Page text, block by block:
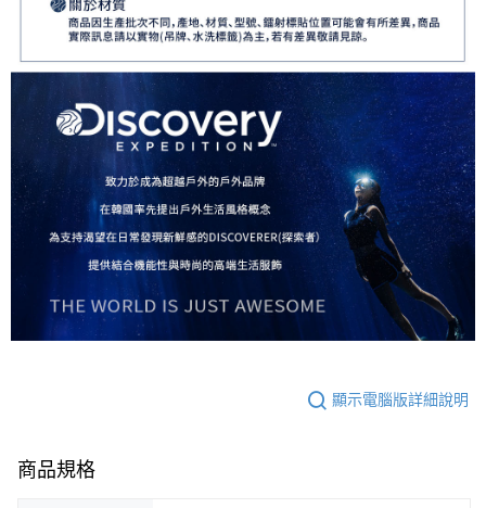
顯示電腦版詳細說明
商品規格